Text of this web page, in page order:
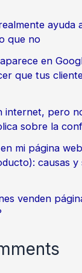
ayuda
que no
en
que tus
internet, pero
sobre la
mi página
causas y
venden